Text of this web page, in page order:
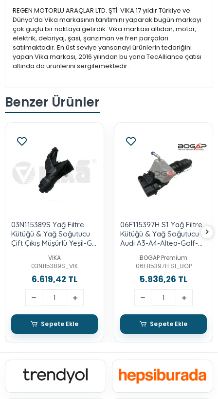
REGEN MOTORLU ARAÇLAR LTD. ŞTİ. VIKA 17 yıldır Türkiye ve
Dünya’da Vika markasının tanıtımını yaparak bugün markayı
çok güçlü bir noktaya getirdik. Vika markası altıdan, motor,
elektrik, debriyaj, şasi, şanzıman ve fren parçaları
satılmaktadır. En üst seviye yansanayi ürünlerin tedariğini
yapan Vika markası, 2016 yılından bu yana TecAlliance çatısı
altında da ürünlerini sergilemektedir.
Benzer Ürünler
03N115389S Yağ Filtre
Kütüğü & Yağ Soğutucu
Çift Çıkış Müşürlü Yeşil-Gri
15-18-Touareg-3.0-Tdı-
Crca-Porsche-Cayenne-
Panamera-Macan
VIKA
03N115389S_VIK
6.619,42 TL
Sepete Ekle
06F115397H S1 Yağ Filtre
Kütüğü & Yağ Soğutucu -
Audi A3-A4-Altea-Golf-
Passat-2.0-Bwa-Axx-Bpy
BOGAP Premium
06F115397H S1_BGP
5.936,26 TL
Sepete Ekle